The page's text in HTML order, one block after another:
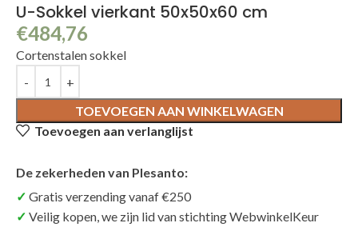
U-Sokkel vierkant 50x50x60 cm
€484,76
Cortenstalen sokkel
TOEVOEGEN AAN WINKELWAGEN
Toevoegen aan verlanglijst
De zekerheden van Plesanto:
Gratis verzending vanaf €250
Veilig kopen, we zijn lid van stichting WebwinkelKeur